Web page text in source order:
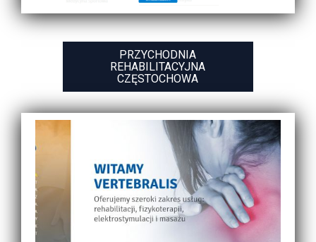
PRZYCHODNIA
REHABILITACYJNA
CZĘSTOCHOWA